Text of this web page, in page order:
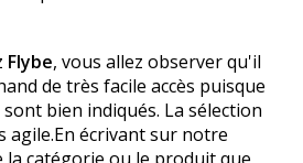
Flybe, vous allez observer qu'il
de très facile accès puisque
bien indiqués. La sélection
agile.En écrivant sur notre